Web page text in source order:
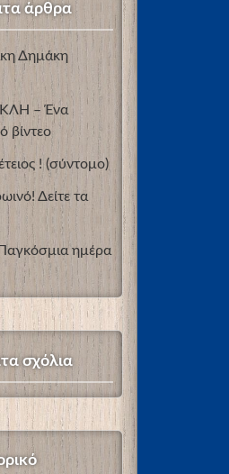
άρθρα
Δημάκη
– Ένα
βίντεο
! (σύντομο)
Δείτε τα
ημέρα
σχόλια